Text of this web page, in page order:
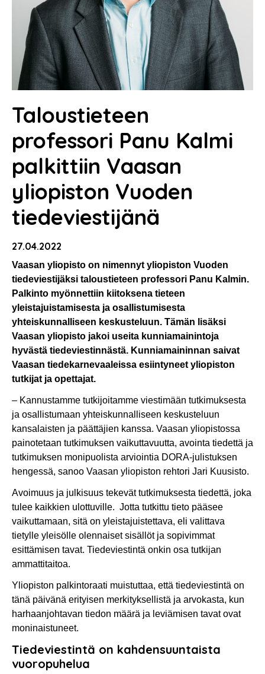
Taloustieteen
professori Panu Kalmi
palkittiin Vaasan
yliopiston Vuoden
tiedeviestijänä
27.04.2022
Vaasan yliopisto on nimennyt yliopiston Vuoden
tiedeviestijäksi taloustieteen professori Panu Kalmin.
Palkinto myönnettiin kiitoksena tieteen
yleistajuistamisesta ja osallistumisesta
yhteiskunnalliseen keskusteluun. Tämän lisäksi
Vaasan yliopisto jakoi useita kunniamainintoja
hyvästä tiedeviestinnästä. Kunniamaininnan saivat
Vaasan tiedekarnevaaleissa esiintyneet yliopiston
tutkijat ja opettajat.
– Kannustamme tutkijoitamme viestimään tutkimuksesta
ja osallistumaan yhteiskunnalliseen keskusteluun
kansalaisten ja päättäjien kanssa. Vaasan yliopistossa
painotetaan tutkimuksen vaikuttavuutta, avointa tiedettä ja
tutkimuksen monipuolista arviointia DORA-julistuksen
hengessä, sanoo Vaasan yliopiston rehtori Jari Kuusisto.
Avoimuus ja julkisuus tekevät tutkimuksesta tiedettä, joka
tulee kaikkien ulottuville. Jotta tutkittu tieto pääsee
vaikuttamaan, sitä on yleistajuistettava, eli valittava
tietylle yleisölle olennaiset sisällöt ja sopivimmat
esittämisen tavat. Tiedeviestintä onkin osa tutkijan
ammattitaitoa.
Yliopiston palkintoraati muistuttaa, että tiedeviestintä on
tänä päivänä erityisen merkityksellistä ja arvokasta, kun
harhaanjohtavan tiedon määrä ja leviämisen tavat ovat
moninaistuneet.
Tiedeviestintä on kahdensuuntaista
vuoropuhelua